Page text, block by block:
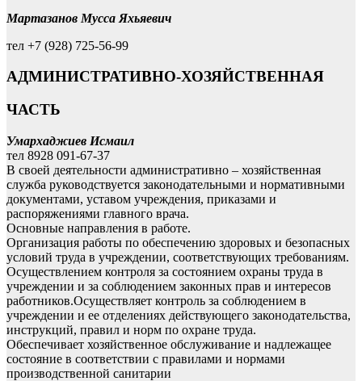
Мартазанов Мусса Яхьяевич
тел +7 (928) 725-56-99
АДМИНИСТРАТИВНО-ХОЗЯЙСТВЕННАЯ
ЧАСТЬ
Умархаджиев Исмаил
тел 8928 091-67-37
В своей деятельности административно – хозяйственная
служба руководствуется законодательными и нормативными
документами, уставом учреждения, приказами и
распоряжениями главного врача.
Основные направления в работе.
Организация работы по обеспечению здоровых и безопасных
условий труда в учреждении, соответствующих требованиям.
Осуществлением контроля за состоянием охраны труда в
учреждении и за соблюдением законных прав и интересов
работников.Осуществляет контроль за соблюдением в
учреждении и ее отделениях действующего законодательства,
инструкций, правил и норм по охране труда.
Обеспечивает хозяйственное обслуживание и надлежащее
состояние в соответствии с правилами и нормами
производственной санитарии